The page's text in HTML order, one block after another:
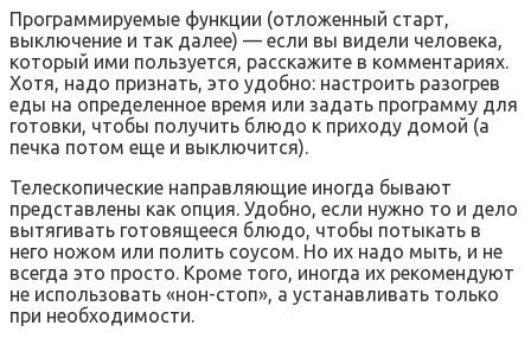
Программируемые функции (отложенный старт,
выключение и так далее) — если вы видели человека,
который ими пользуется, расскажите в комментариях.
Хотя, надо признать, это удобно: настроить разогрев
еды на определенное время или задать программу для
готовки, чтобы получить блюдо к приходу домой (а
печка потом еще и выключится).
Телескопические направляющие иногда бывают
представлены как опция. Удобно, если нужно то и дело
вытягивать готовящееся блюдо, чтобы потыкать в
него ножом или полить соусом. Но их надо мыть, и не
всегда это просто. Кроме того, иногда их рекомендуют
не использовать «нон-стоп», а устанавливать только
при необходимости.